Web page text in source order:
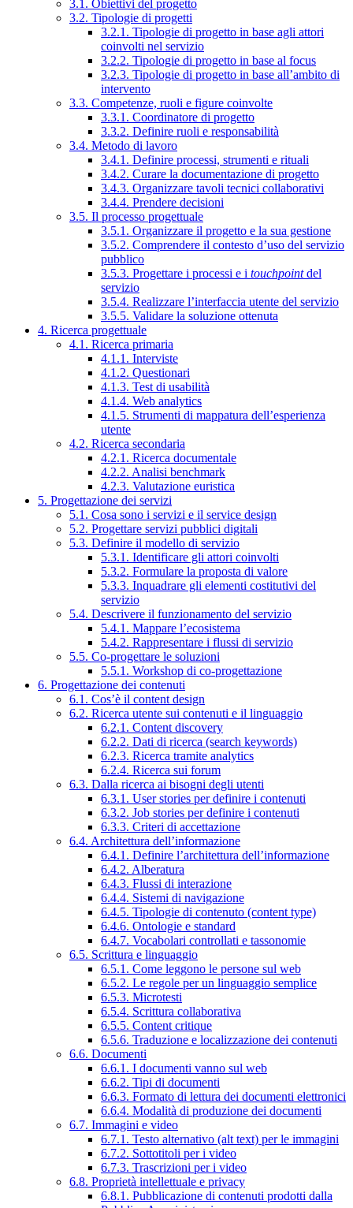
3.1. Obiettivi del progetto
3.2. Tipologie di progetti
3.2.1. Tipologie di progetto in base agli attori
coinvolti nel servizio
3.2.2. Tipologie di progetto in base al focus
3.2.3. Tipologie di progetto in base all’ambito di
intervento
3.3. Competenze, ruoli e figure coinvolte
3.3.1. Coordinatore di progetto
3.3.2. Definire ruoli e responsabilità
3.4. Metodo di lavoro
3.4.1. Definire processi, strumenti e rituali
3.4.2. Curare la documentazione di progetto
3.4.3. Organizzare tavoli tecnici collaborativi
3.4.4. Prendere decisioni
3.5. Il processo progettuale
3.5.1. Organizzare il progetto e la sua gestione
3.5.2. Comprendere il contesto d’uso del servizio
pubblico
3.5.3. Progettare i processi e i touchpointdel
servizio
3.5.4. Realizzare l’interfaccia utente del servizio
3.5.5. Validare la soluzione ottenuta
4. Ricerca progettuale
4.1. Ricerca primaria
4.1.1. Interviste
4.1.2. Questionari
4.1.3. Test di usabilità
4.1.4. Web analytics
4.1.5. Strumenti di mappatura dell’esperienza
utente
4.2. Ricerca secondaria
4.2.1. Ricerca documentale
4.2.2. Analisi benchmark
4.2.3. Valutazione euristica
5. Progettazione dei servizi
5.1. Cosa sono i servizi e il service design
5.2. Progettare servizi pubblici digitali
5.3. Definire il modello di servizio
5.3.1. Identificare gli attori coinvolti
5.3.2. Formulare la proposta di valore
5.3.3. Inquadrare gli elementi costitutivi del
servizio
5.4. Descrivere il funzionamento del servizio
5.4.1. Mappare l’ecosistema
5.4.2. Rappresentare i flussi di servizio
5.5. Co-progettare le soluzioni
5.5.1. Workshop di co-progettazione
6. Progettazione dei contenuti
6.1. Cos’è il content design
6.2. Ricerca utente sui contenuti e il linguaggio
6.2.1. Content discovery
6.2.2. Dati di ricerca (search keywords)
6.2.3. Ricerca tramite analytics
6.2.4. Ricerca sui forum
6.3. Dalla ricerca ai bisogni degli utenti
6.3.1. User stories per definire i contenuti
6.3.2. Job stories per definire i contenuti
6.3.3. Criteri di accettazione
6.4. Architettura dell’informazione
6.4.1. Definire l’architettura dell’informazione
6.4.2. Alberatura
6.4.3. Flussi di interazione
6.4.4. Sistemi di navigazione
6.4.5. Tipologie di contenuto (content type)
6.4.6. Ontologie e standard
6.4.7. Vocabolari controllati e tassonomie
6.5. Scrittura e linguaggio
6.5.1. Come leggono le persone sul web
6.5.2. Le regole per un linguaggio semplice
6.5.3. Microtesti
6.5.4. Scrittura collaborativa
6.5.5. Content critique
6.5.6. Traduzione e localizzazione dei contenuti
6.6. Documenti
6.6.1. I documenti vanno sul web
6.6.2. Tipi di documenti
6.6.3. Formato di lettura dei documenti elettronici
6.6.4. Modalità di produzione dei documenti
6.7. Immagini e video
6.7.1. Testo alternativo (alt text) per le immagini
6.7.2. Sottotitoli per i video
6.7.3. Trascrizioni per i video
6.8. Proprietà intellettuale e privacy
6.8.1. Pubblicazione di contenuti prodotti dalla